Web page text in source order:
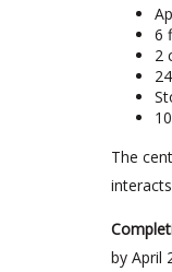
6
2
The
by April